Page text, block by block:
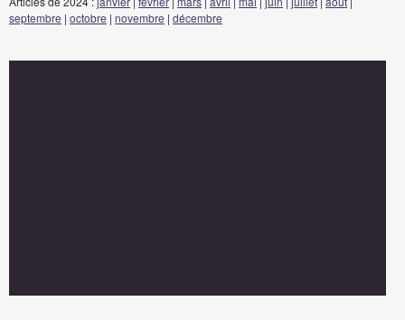
septembre | octobre | novembre | décembre